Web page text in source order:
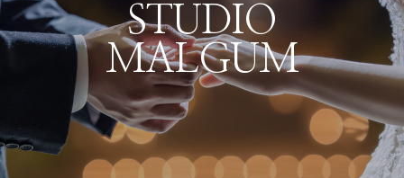
STUDIO
MALGUM